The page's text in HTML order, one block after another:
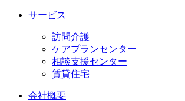
サービス
訪問介護
ケアプランセンター
相談支援センター
賃貸住宅
会社概要